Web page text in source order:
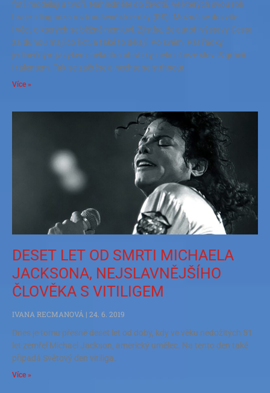
fotí, modelují a tvoří. Nahlédněte do životů, ve kterých svou roli
hraje i diagnóza roztroušené sklerózy (RS). Možná se dozvíte
i věci, o kterých se běžně nemluví. Zjistíte, že autoři výstavy Cesta
za duhou mají co říct, a také to dělají. Po svém. Pár řádky,
jedinečným jazykem, několika obrázky, nebo i beze slov. S grácií
i talentem. Tak se začtěte a nechte se strhnout.
Více »
DESET LET OD SMRTI MICHAELA
JACKSONA, NEJSLAVNĚJŠÍHO
ČLOVĚKA S VITILIGEM
IVANA RECMANOVÁ
24. 6. 2019
Dnes je tomu přesně deset let od doby, kdy ve věku nedožitých 51
let zemřel Michael Jackson, americký umělec. Na tento den také
připadá Světový den vitiliga.
Více »